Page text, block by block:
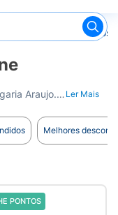
para o
Compre Tratamento Contra Acne na Drogaria Araujo. Produtos eficazes para combater a acne e cuidar da sua pele. Entrega para todo o Brasil. Ler Mais
Melhores
PONTOS